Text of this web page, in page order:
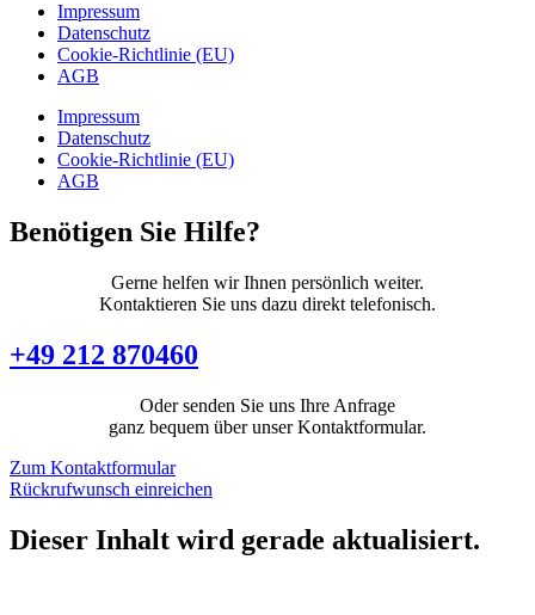
Impressum
Datenschutz
Cookie-Richtlinie (EU)
AGB
Impressum
Datenschutz
Cookie-Richtlinie (EU)
AGB
Benötigen Sie Hilfe?
Gerne helfen wir Ihnen persönlich weiter.
Kontaktieren Sie uns dazu direkt telefonisch.
+49 212 870460
Oder senden Sie uns Ihre Anfrage
ganz bequem über unser Kontaktformular.
Zum Kontaktformular
Rückrufwunsch einreichen
Dieser Inhalt wird gerade aktualisiert.